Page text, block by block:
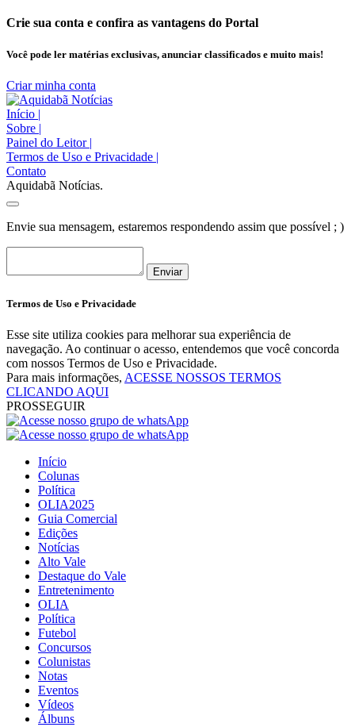
Crie sua conta e confira as vantagens do Portal
Você pode ler matérias exclusivas, anunciar classificados e muito mais!
Criar minha conta
Início |
Sobre |
Painel do Leitor |
Termos de Uso e Privacidade |
Contato
Aquidabã Notícias.
Envie sua mensagem, estaremos respondendo assim que possível ; )
Enviar
Termos de Uso e Privacidade
Esse site utiliza cookies para melhorar sua experiência de
navegação. Ao continuar o acesso, entendemos que você concorda
com nossos Termos de Uso e Privacidade.
Para mais informações, ACESSE NOSSOS TERMOS
CLICANDO AQUI
PROSSEGUIR
Início
Colunas
Política
OLIA2025
Guia Comercial
Edições
Notícias
Alto Vale
Destaque do Vale
Entretenimento
OLIA
Política
Futebol
Concursos
Colunistas
Notas
Eventos
Vídeos
Álbuns